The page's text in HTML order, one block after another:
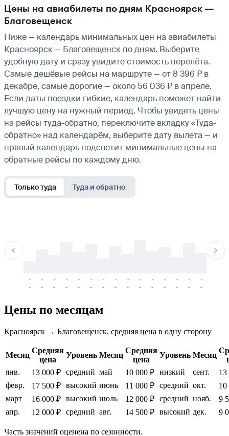
Цены на авиабилеты по дням Красноярск —
Благовещенск
Ниже — календарь минимальных цен на авиабилеты
Красноярск — Благовещенск по дням. Выберите
удобную дату и сразу увидите стоимость перелёта.
Самые дешёвые рейсы на маршруте — от 8 396 ₽ в
декабре, самые дорогие — около 56 036 ₽ в апреле.
Если даты поездки гибкие, календарь поможет найти
лучшую цену на нужный период. Чтобы увидеть цены
на рейсы туда-обратно, переключите вкладку «Туда-
обратно» над календарём, выберите дату вылета — и
правый календарь подсветит минимальные цены на
обратные рейсы по каждому дню.
Только туда Туда и обратно
-
-
-
-
-
-
-
-
-
-
-
-
-
-
-
-
-
-
-
-
-
-
-
-
-
-
-
-
-
-
Цены по месяцам
Красноярск → Благовещенск, средняя цена в одну сторону
Месяц
Средняя
цена
Уровень Месяц
Средняя
цена
Уровень Месяц
янв.
13 000 ₽ средний май 10 000 ₽ низкий сент.
13
февр.
17 500 ₽ высокий июнь 11 000 ₽ средний окт.
10
март
16 000 ₽ высокий июль 12 000 ₽ средний нояб.
9
апр.
12 000 ₽ средний авг. 14 500 ₽ высокий дек. 9
Часть значений оценена по сезонности.